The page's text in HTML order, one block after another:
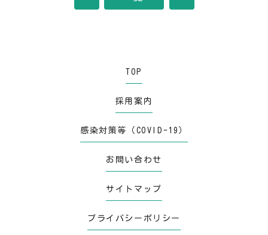
TOP
採用案内
感染対策等（COVID-19）
お問い合わせ
サイトマップ
プライバシーポリシー